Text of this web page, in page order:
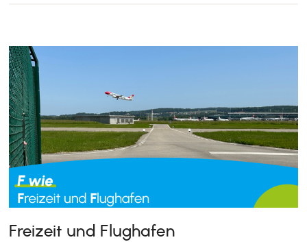
Freizeit und Flughafen